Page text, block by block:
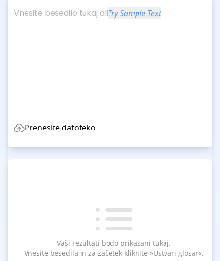
Vnesite besedilo tukaj aliTry Sample Text
Prenesite datoteko
Vaši rezultati bodo prikazani tukaj.
Vnesite besedila in za začetek kliknite »Ustvari glosar«.